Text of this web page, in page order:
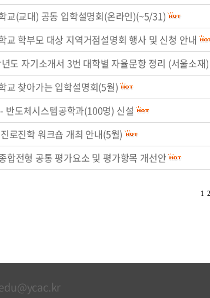
교(교대) 공동 입학설명회(온라인)(~5/31)
교 학부모 대상 지역거점설명회 행사 및 신청 안내
도 자기소개서 3번 대학별 자율문항 정리 (서울소재)
교 찾아가는 입학설명회(5월)
반도체시스템공학과(100명) 신설
로진학 워크숍 개최 안내(5월)
합전형 공통 평가요소 및 평가항목 개선안
1 2